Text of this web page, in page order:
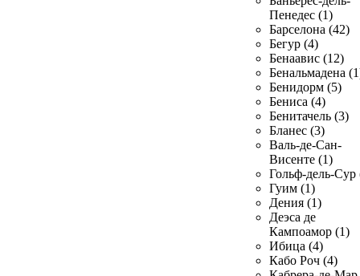
Пенедес (1)
Барселона (42)
Бегур (4)
Бенаавис (12)
Бенальмадена
Бенидорм (5)
Бениса (4)
Бенитачель (3)
Бланес (3)
Валь-де-Сан-
Висенте (1)
Гольф-дель-Сур
Гуим (1)
Дения (1)
Деэса де
Кампоамор (1)
Ибица (4)
Кабо Роч (4)